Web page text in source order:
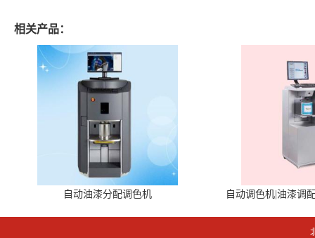
相关产品：
自动油漆分配调色机 自动调色机|油漆调